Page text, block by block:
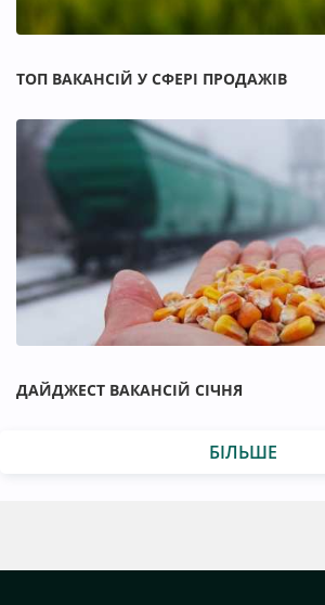
ТОП ВАКАНСІЙ У СФЕРІ ПРОДАЖІВ
ДАЙДЖЕСТ ВАКАНСІЙ СІЧНЯ
БІЛЬШЕ